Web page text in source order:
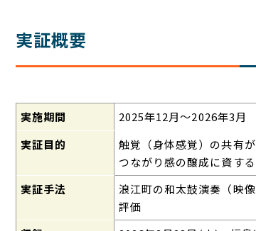
実証概要
実施期間 2025年12月〜2026年3月
実証目的
触覚（身体感覚）の共有
つながり感の醸成に資す
実証手法
浪江町の和太鼓演奏（映
評価